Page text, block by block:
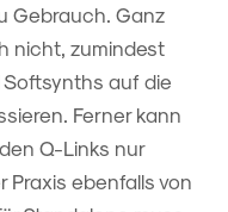
Gebrauch. Ganz
nicht, zumindest
Softsynths auf die
Ferner kann
Q-Links nur
Praxis ebenfalls von